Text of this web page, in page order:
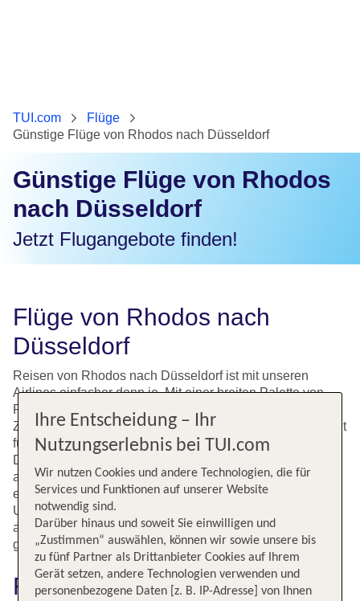
TUI.com
Flüge
Günstige Flüge von Rhodos nach Düsseldorf
Günstige Flüge von Rhodos
nach Düsseldorf
Jetzt Flugangebote finden!
Flüge von Rhodos nach
Düsseldorf
Reisen von Rhodos nach Düsseldorf ist mit unseren
Airlines einfacher denn je. Mit einer breiten Palette von
Flugoptionen, einschließlich Direktflüge und
Zwischenstopps, bieten wir Flexibilität und Bequemlichkeit
für jeden Reisenden. Die Flüge von Rhodos nach
Düsseldorf bieten die perfekte Gelegenheit, die
atemberaubende deutsche Architektur und Kultur zu
erkunden Egal, ob für einen Geschäftstermin oder einen
Urlaub, die Flüge von Rhodos nach Düsseldorf sind eine
attraktive Option, die Bequemlichkeit und Qualität
garantiert.
Fluginformationen für Flüge
Ihre Entscheidung – Ihr
Nutzungserlebnis bei TUI.com
Wir nutzen Cookies und andere Technologien, die für
Services und Funktionen auf unserer Website
notwendig sind.
Darüber hinaus und soweit Sie einwilligen und
„Zustimmen“ auswählen, können wir sowie unsere bis
zu fünf Partner als Drittanbieter Cookies auf Ihrem
Gerät setzen, andere Technologien verwenden und
personenbezogene Daten [z. B. IP-Adresse] von Ihnen